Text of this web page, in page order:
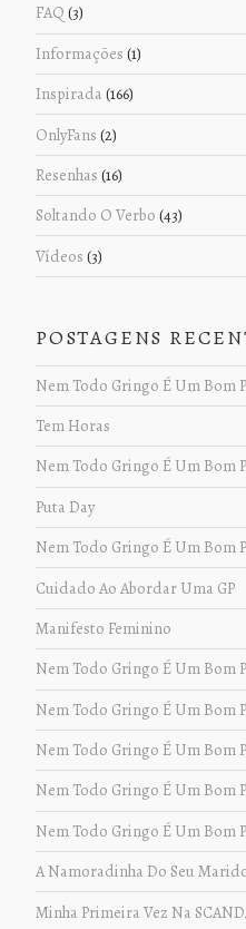
FAQ (3)
Informações (1)
Inspirada (166)
OnlyFans (2)
Resenhas (16)
Soltando O Verbo (43)
Vídeos (3)
POSTAGENS
Nem Todo Gringo É Um Bom
Tem Horas
Nem Todo Gringo É Um Bom
Puta Day
Nem Todo Gringo É Um Bom
Cuidado Ao Abordar Uma GP
Manifesto Feminino
Nem Todo Gringo É Um Bom
Nem Todo Gringo É Um Bom
Nem Todo Gringo É Um Bom
Nem Todo Gringo É Um Bom
Nem Todo Gringo É Um Bom
A Namoradinha Do Seu
Minha Primeira Vez Na